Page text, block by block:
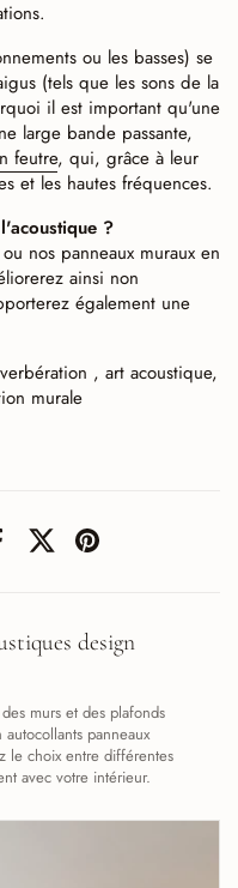
ou les basses) se
(tels que les sons de la
il est important qu'une
large bande passante,
feutre, qui, grâce à leur
et les hautes fréquences.
?
nos panneaux muraux en
ainsi non
également une
, art acoustique,
murale
X (Twitter)Pinterest
design
murs et des plafonds
panneaux
le choix entre différentes
avec votre intérieur.